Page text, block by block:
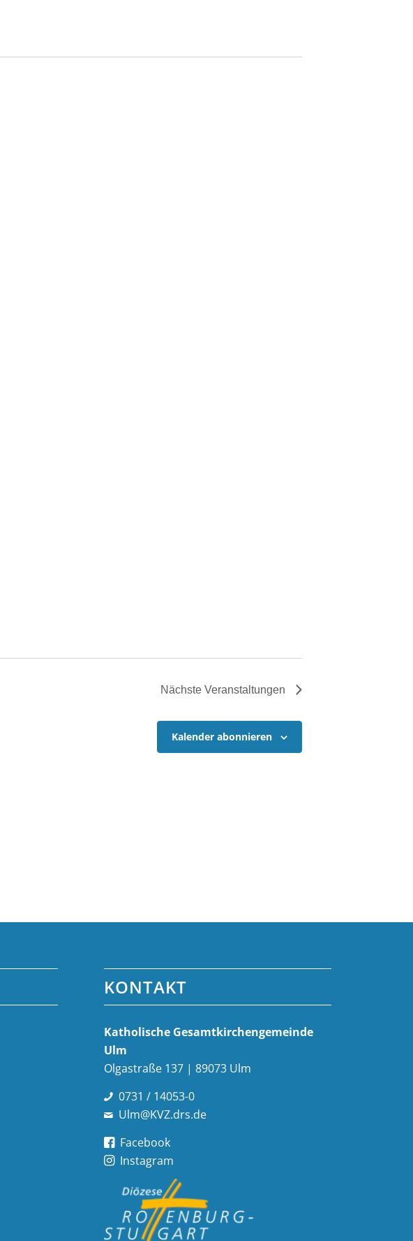
Nächste Veranstaltungen
Kalender abonnieren
KONTAKT
Katholische Gesamt­kirchen­gemeinde
Ulm
Olgastraße 137 | 89073 Ulm
0731 / 14053-0
Ulm@KVZ.drs.de
Facebook
Instagram